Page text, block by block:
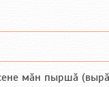
мăн пыршă